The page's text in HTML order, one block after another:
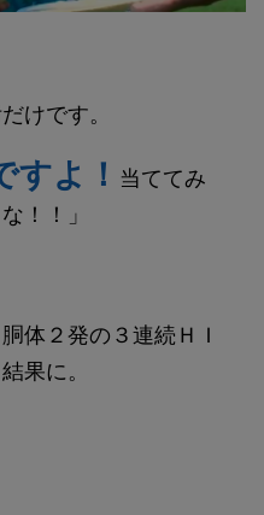
けです。
すよ！ 当ててみ
！！」
体２発の３連続ＨＩ
果に。